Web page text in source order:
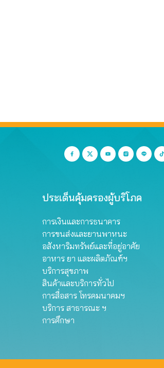
ประเด็นคุ้มครองผู้บริโภค
การเงินและการธนาคาร
การขนส่งและยานพาหนะ
อสังหาริมทรัพย์และที่อยู่อาศัย
อาหาร ยา และผลิตภัณฑ์ฯ
บริการสุขภาพ
สินค้าและบริการทั่วไป
การสื่อสาร โทรคมนาคมฯ
บริการ สาธารณะ ฯ
การศึกษา